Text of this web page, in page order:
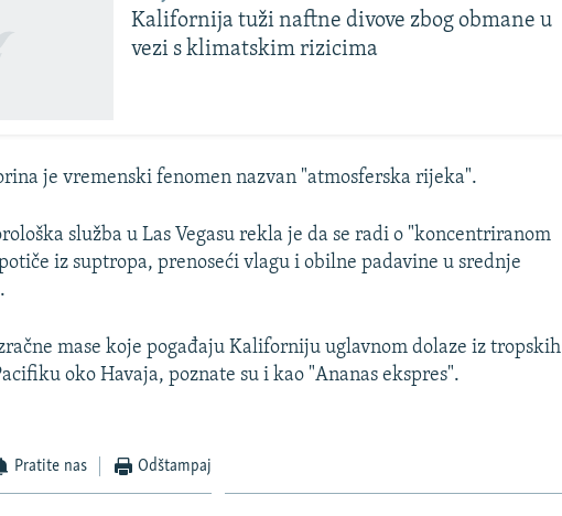
Kalifornija tuži naftne divove zbog obmane u
vezi s klimatskim rizicima
je vremenski fenomen nazvan "atmosferska rijeka".
služba u Las Vegasu rekla je da se radi o "koncentriranom
iz suptropa, prenoseći vlagu i obilne padavine u srednje
mase koje pogađaju Kaliforniju uglavnom dolaze iz tropskih
oko Havaja, poznate su i kao "Ananas ekspres".
Pratite nas Odštampaj